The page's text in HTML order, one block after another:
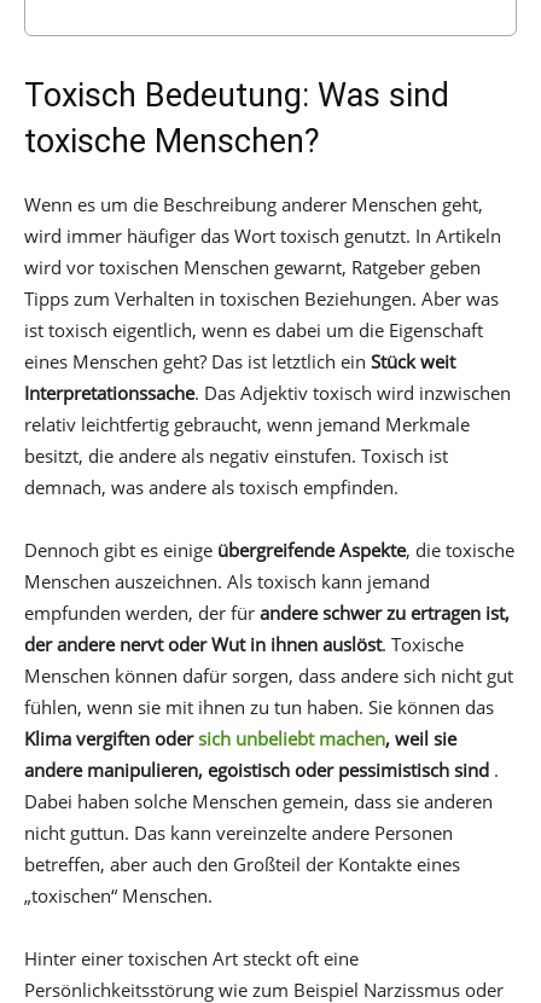
Toxisch Bedeutung: Was sind
toxische Menschen?
Wenn es um die Beschreibung anderer Menschen geht,
wird immer häufiger das Wort toxisch genutzt. In Artikeln
wird vor toxischen Menschen gewarnt, Ratgeber geben
Tipps zum Verhalten in toxischen Beziehungen. Aber was
ist toxisch eigentlich, wenn es dabei um die Eigenschaft
eines Menschen geht? Das ist letztlich ein Stück weit
Interpretationssache. Das Adjektiv toxisch wird inzwischen
relativ leichtfertig gebraucht, wenn jemand Merkmale
besitzt, die andere als negativ einstufen. Toxisch ist
demnach, was andere als toxisch empfinden.
Dennoch gibt es einige übergreifende Aspekte, die toxische
Menschen auszeichnen. Als toxisch kann jemand
empfunden werden, der für andere schwer zu ertragen ist,
der andere nervt oder Wut in ihnen auslöst. Toxische
Menschen können dafür sorgen, dass andere sich nicht gut
fühlen, wenn sie mit ihnen zu tun haben. Sie können das
Klima vergiften odersich unbeliebt machen, weil sie
andere manipulieren, egoistisch oder pessimistisch sind .
Dabei haben solche Menschen gemein, dass sie anderen
nicht guttun. Das kann vereinzelte andere Personen
betreffen, aber auch den Großteil der Kontakte eines
„toxischen“ Menschen.
Hinter einer toxischen Art steckt oft eine
Persönlichkeitsstörung wie zum Beispiel Narzissmus oder